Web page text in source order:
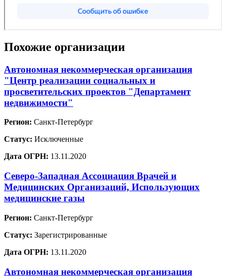
Похожие организации
Автономная некоммерческая организация
"Центр реализации социальных и
просветительских проектов "Департамент
недвижимости"
Регион: Санкт-Петербург
Статус: Исключенные
Дата ОГРН: 13.11.2020
Северо-Западная Ассоциация Врачей и
Медицинских Организаций, Использующих
медицинские газы
Регион: Санкт-Петербург
Статус: Зарегистрированные
Дата ОГРН: 13.11.2020
Автономная некоммерческая организация